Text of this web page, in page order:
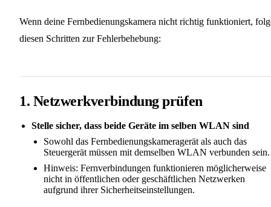
Wenn deine Fernbedienungskamera nicht richtig funktioniert,
diesen Schritten zur Fehlerbehebung:
1. Netzwerkverbindung prüfen
Stelle sicher, dass beide Geräte im selben WLAN sind
Sowohl das Fernbedienungskameragerät als auch das
Steuergerät müssen mit demselben WLAN verbunden sein.
Hinweis: Fernverbindungen funktionieren möglicherweise
nicht in öffentlichen oder geschäftlichen Netzwerken
aufgrund ihrer Sicherheitseinstellungen.